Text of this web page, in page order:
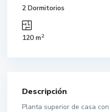
2 Dormitorios
120 m2
Descripción
Planta superior de casa